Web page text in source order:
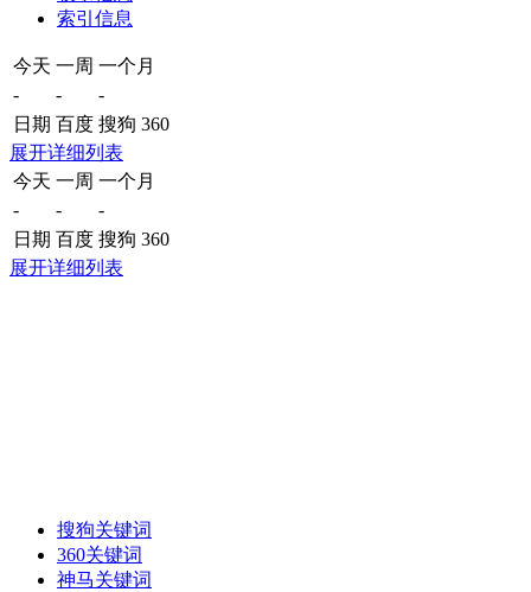
索引信息
今天 一周 一个月
-
-
-
日期 百度 搜狗 360
展开详细列表
今天 一周 一个月
-
-
-
日期 百度 搜狗 360
展开详细列表
搜狗关键词
360关键词
神马关键词